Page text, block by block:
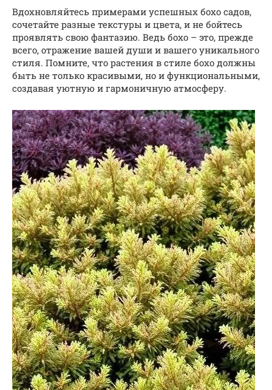
Вдохновляйтесь примерами успешных бохо садов,
сочетайте разные текстуры и цвета, и не бойтесь
проявлять свою фантазию. Ведь бохо – это, прежде
всего, отражение вашей души и вашего уникального
стиля. Помните, что растения в стиле бохо должны
быть не только красивыми, но и функциональными,
создавая уютную и гармоничную атмосферу.